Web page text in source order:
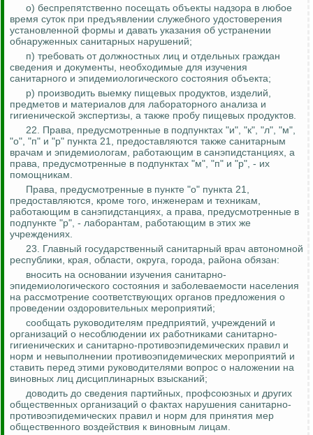
о) беспрепятственно посещать объекты надзора в любое
время суток при предъявлении служебного удостоверения
установленной формы и давать указания об устранении
обнаруженных санитарных нарушений;
п) требовать от должностных лиц и отдельных граждан
сведения и документы, необходимые для изучения
санитарного и эпидемиологического состояния объекта;
р) производить выемку пищевых продуктов, изделий,
предметов и материалов для лабораторного анализа и
гигиенической экспертизы, а также пробу пищевых продуктов.
22. Права, предусмотренные в подпунктах "и", "к", "л", "м",
"о", "п" и "р" пункта 21, предоставляются также санитарным
врачам и эпидемиологам, работающим в санэпидстанциях, а
права, предусмотренные в подпунктах "м", "п" и "р", - их
помощникам.
Права, предусмотренные в пункте "о" пункта 21,
предоставляются, кроме того, инженерам и техникам,
работающим в санэпидстанциях, а права, предусмотренные в
подпункте "р", - лаборантам, работающим в этих же
учреждениях.
23. Главный государственный санитарный врач автономной
республики, края, области, округа, города, района обязан:
вносить на основании изучения санитарно-
эпидемиологического состояния и заболеваемости населения
на рассмотрение соответствующих органов предложения о
проведении оздоровительных мероприятий;
сообщать руководителям предприятий, учреждений и
организаций о несоблюдении их работниками санитарно-
гигиенических и санитарно-противоэпидемических правил и
норм и невыполнении противоэпидемических мероприятий и
ставить перед этими руководителями вопрос о наложении на
виновных лиц дисциплинарных взысканий;
доводить до сведения партийных, профсоюзных и других
общественных организаций о фактах нарушения санитарно-
противоэпидемических правил и норм для принятия мер
общественного воздействия к виновным лицам.